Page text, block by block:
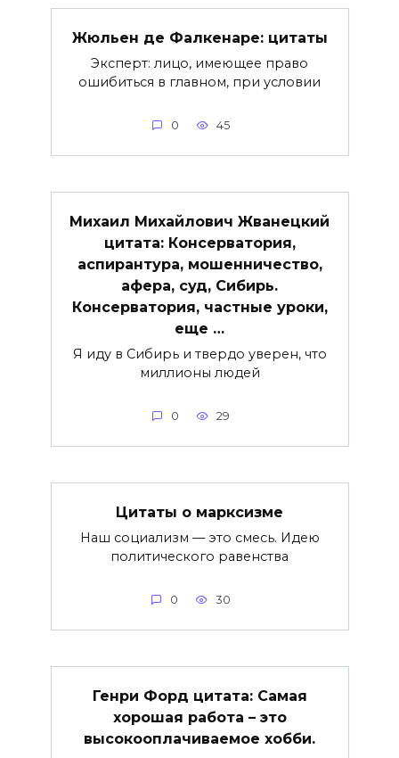
Жюльен де Фалкенаре: цитаты
Эксперт: лицо, имеющее право
ошибиться в главном, при условии
0 45
Михаил Михайлович Жванецкий
цитата: Консерватория,
аспирантура, мошенничество,
афера, суд, Сибирь.
Консерватория, частные уроки,
еще …
Я иду в Сибирь и твердо уверен, что
миллионы людей
0 29
Цитаты о марксизме
Наш социализм — это смесь. Идею
политического равенства
0 30
Генри Форд цитата: Самая
хорошая работа – это
высокооплачиваемое хобби.